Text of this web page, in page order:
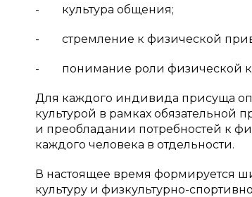
- культура общения;
- стремление к физической
- понимание роли физической
Для каждого индивида присуща
культурой в рамках
и преобладании потребностей к
каждого человека в отдельности.
В настоящее время формируется
культуру и физкультурно-